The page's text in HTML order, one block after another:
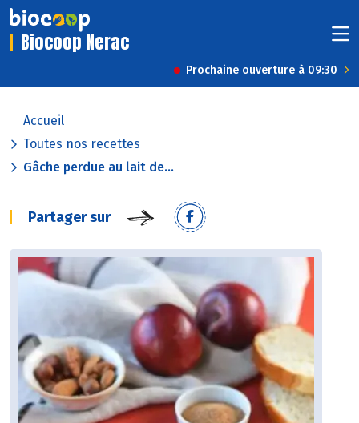
Biocoop Nerac
Prochaine ouverture à 09:30
Accueil
Toutes nos recettes
Gâche perdue au lait de...
Partager sur